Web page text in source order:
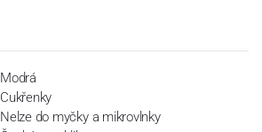
Modrá
Cukřenky
Nelze do myčky a mikrovlnky